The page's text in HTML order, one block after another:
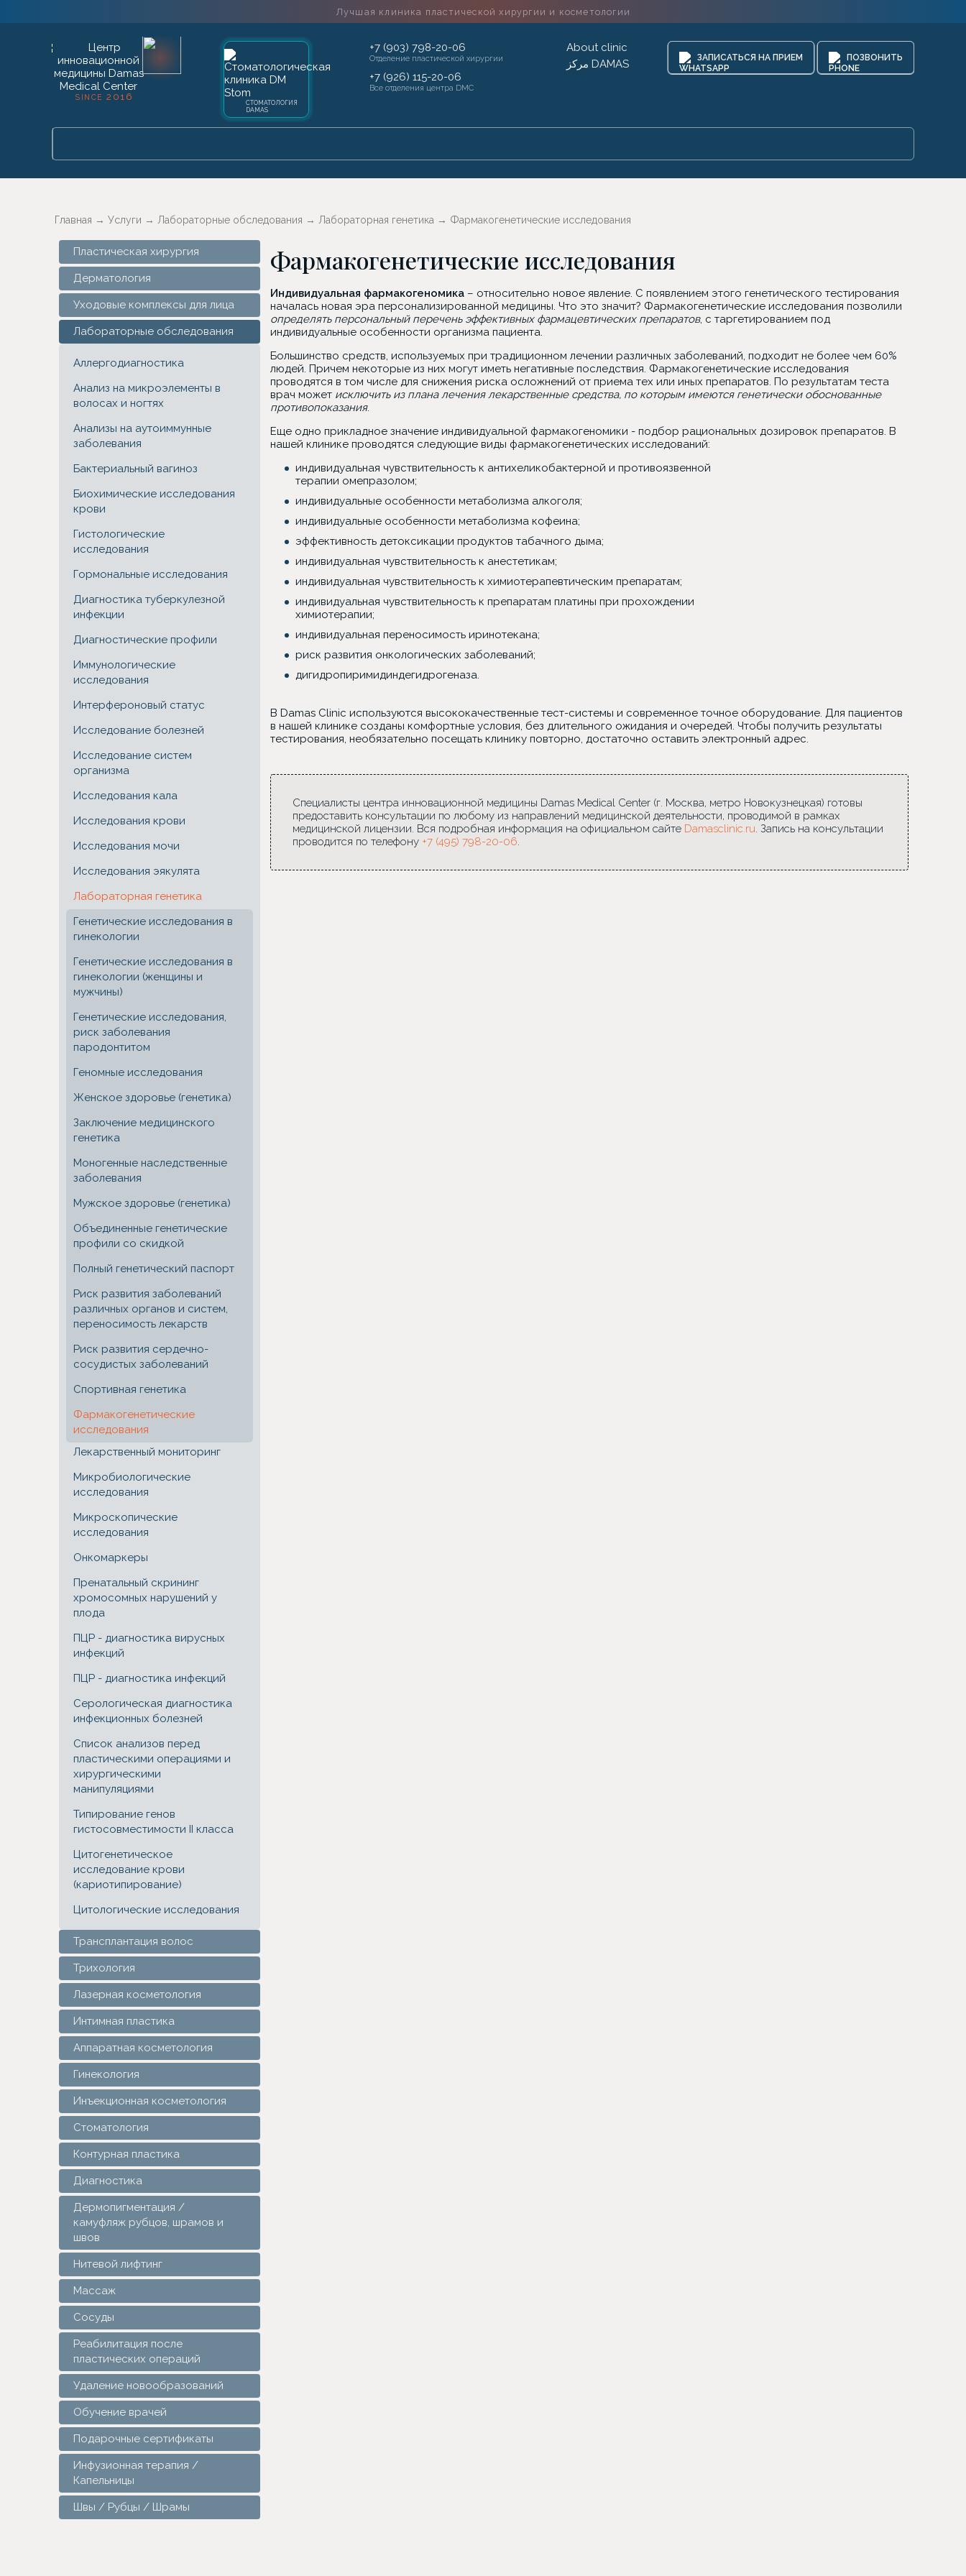
Лучшая клиника пластической хирургии и косметологии
SINCE 2016
СТОМАТОЛОГИЯ
DAMAS
+7 (903) 798-20-06
Отделение пластической хирургии
+7 (926) 115-20-06
Все отделения центра DMC
About clinic
مركز DAMAS
ЗАПИСАТЬСЯ НА ПРИЕМ ПОЗВОНИТЬ
Главная → Услуги → Лабораторные обследования → Лабораторная генетика → Фармакогенетические исследования
Пластическая хирургия
Дерматология
Уходовые комплексы для лица
Лабораторные обследования
Аллергодиагностика
Анализ на микроэлементы в
волосах и ногтях
Анализы на аутоиммунные
заболевания
Бактериальный вагиноз
Биохимические исследования
крови
Гистологические
исследования
Гормональные исследования
Диагностика туберкулезной
инфекции
Диагностические профили
Иммунологические
исследования
Интерфероновый статус
Исследование болезней
Исследование систем
организма
Исследования кала
Исследования крови
Исследования мочи
Исследования эякулята
Лабораторная генетика
Генетические исследования в
гинекологии
Генетические исследования в
гинекологии (женщины и
мужчины)
Генетические исследования,
риск заболевания
пародонтитом
Геномные исследования
Женское здоровье (генетика)
Заключение медицинского
генетика
Моногенные наследственные
заболевания
Мужское здоровье (генетика)
Объединенные генетические
профили со скидкой
Полный генетический паспорт
Риск развития заболеваний
различных органов и систем,
переносимость лекарств
Риск развития сердечно-
сосудистых заболеваний
Спортивная генетика
Фармакогенетические
исследования
Лекарственный мониторинг
Микробиологические
исследования
Микроскопические
исследования
Онкомаркеры
Пренатальный скрининг
хромосомных нарушений у
плода
ПЦР - диагностика вирусных
инфекций
ПЦР - диагностика инфекций
Серологическая диагностика
инфекционных болезней
Список анализов перед
пластическими операциями и
хирургическими
манипуляциями
Типирование генов
гистосовместимости II класса
Цитогенетическое
исследование крови
(кариотипирование)
Цитологические исследования
Трансплантация волос
Трихология
Лазерная косметология
Интимная пластика
Аппаратная косметология
Гинекология
Инъекционная косметология
Стоматология
Контурная пластика
Диагностика
Дермопигментация /
камуфляж рубцов, шрамов и
швов
Нитевой лифтинг
Массаж
Сосуды
Реабилитация после
пластических операций
Удаление новообразований
Обучение врачей
Подарочные сертификаты
Инфузионная терапия /
Капельницы
Швы / Рубцы / Шрамы
Фармакогенетические исследования
Индивидуальная фармакогеномика – относительно новое явление. С появлением этого генетического тестирования
началась новая эра персонализированной медицины. Что это значит? Фармакогенетические исследования позволили
определять персональный перечень эффективных фармацевтических препаратов, с таргетированием под
индивидуальные особенности организма пациента.
Большинство средств, используемых при традиционном лечении различных заболеваний, подходит не более чем 60%
людей. Причем некоторые из них могут иметь негативные последствия. Фармакогенетические исследования
проводятся в том числе для снижения риска осложнений от приема тех или иных препаратов. По результатам теста
врач может исключить из плана лечения лекарственные средства, по которым имеются генетически обоснованные
противопоказания.
Еще одно прикладное значение индивидуальной фармакогеномики - подбор рациональных дозировок препаратов. В
нашей клинике проводятся следующие виды фармакогенетических исследований:
индивидуальная чувствительность к антихеликобактерной и противоязвенной
терапии омепразолом;
индивидуальные особенности метаболизма алкоголя;
индивидуальные особенности метаболизма кофеина;
эффективность детоксикации продуктов табачного дыма;
индивидуальная чувствительность к анестетикам;
индивидуальная чувствительность к химиотерапевтическим препаратам;
индивидуальная чувствительность к препаратам платины при прохождении
химиотерапии;
индивидуальная переносимость иринотекана;
риск развития онкологических заболеваний;
дигидропиримидиндегидрогеназа.
В Damas Clinic используются высококачественные тест-системы и современное точное оборудование. Для пациентов
в нашей клинике созданы комфортные условия, без длительного ожидания и очередей. Чтобы получить результаты
тестирования, необязательно посещать клинику повторно, достаточно оставить электронный адрес.
Специалисты центра инновационной медицины Damas Medical Center (г. Москва, метро Новокузнецкая) готовы
предоставить консультации по любому из направлений медицинской деятельности, проводимой в рамках
медицинской лицензии. Вся подробная информация на официальном сайте Damasclinic.ru. Запись на консультации
проводится по телефону +7 (495) 798-20-06.